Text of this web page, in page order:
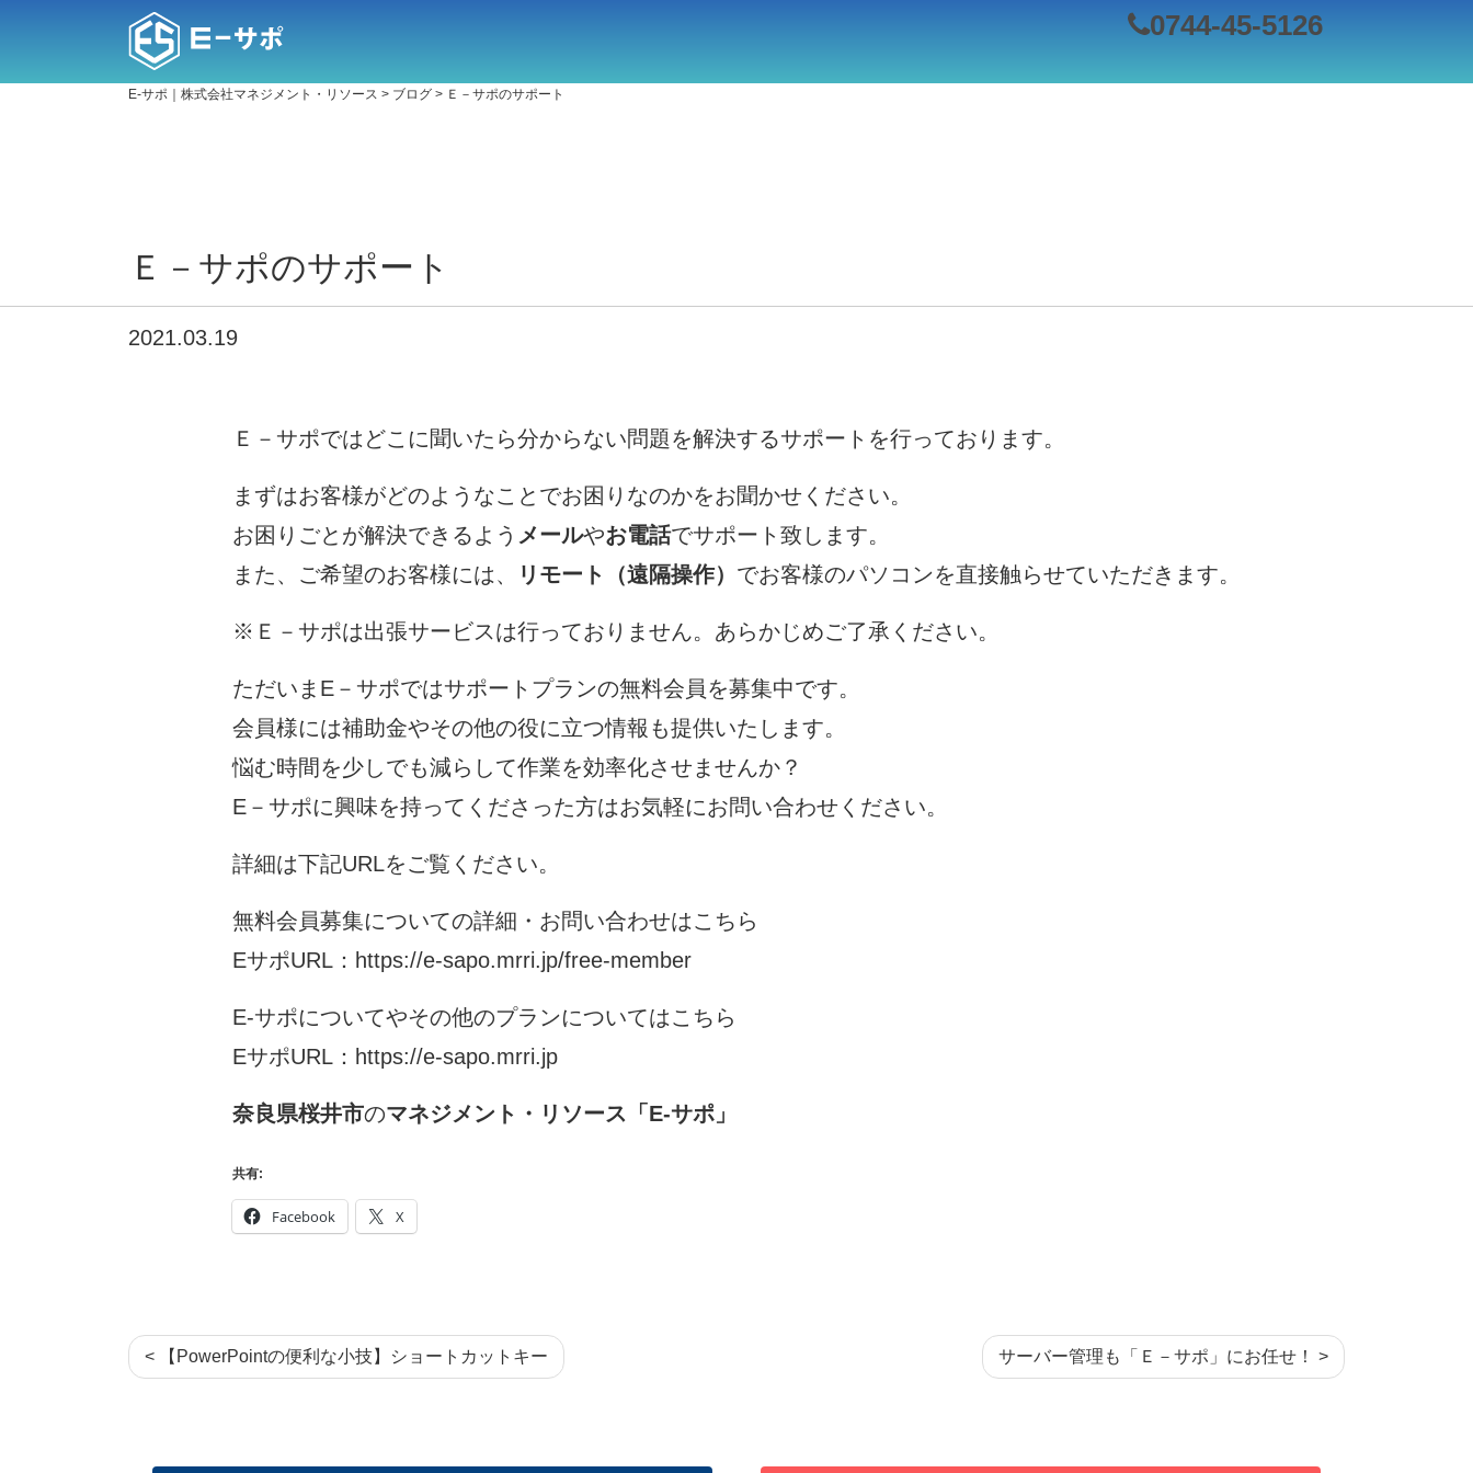
0744-45-5126
E-サポ｜株式会社マネジメント・リソース > ブログ > Ｅ－サポのサポート
Ｅ－サポのサポート
2021.03.19
Ｅ－サポではどこに聞いたら分からない問題を解決するサポートを行っております。
まずはお客様がどのようなことでお困りなのかをお聞かせください。
お困りごとが解決できるよう メールやお電話でサポート致します。
また、ご希望のお客様には、
リモート（遠隔操作） でお客様のパソコンを直接触らせていただきます。
※Ｅ－サポは出張サービスは行っておりません。あらかじめご了承ください。
ただいまE－サポではサポートプランの無料会員を募集中です。
会員様には補助金やその他の役に立つ情報も提供いたします。
悩む時間を少しでも減らして作業を効率化させませんか？
E－サポに興味を持ってくださった方はお気軽にお問い合わせください。
詳細は下記URLをご覧ください。
無料会員募集についての詳細・お問い合わせはこちら
EサポURL： https://e-sapo.mrri.jp/free-member
E-サポについてやその他のプランについてはこちら
EサポURL： https://e-sapo.mrri.jp
奈良県桜井市のマネジメント・リソース「E-サポ」
共有:
Facebook X
< 【PowerPointの便利な小技】ショートカットキー サーバー管理も「Ｅ－サポ」にお任せ！ >